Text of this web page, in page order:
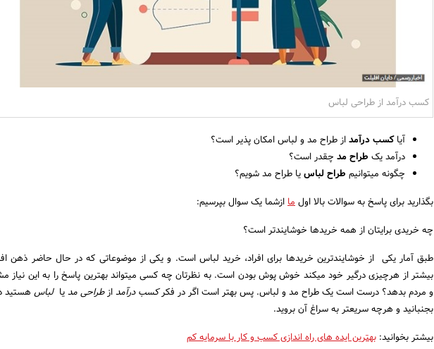
کسب درآمد از طراحی لباس
آیاکسب درآمداز طراح مد و لباس امکان پذیر است؟
درآمد یک طراح مد چقدر است؟
چگونه میتوانیم طراح لباسیا طراح مد شویم؟
بگذارید برای پاسخ به سوالات بالا اولماازشما یک سوال بپرسیم:
چه خریدی برایتان از همه خریدها خوشایندتر است؟
طبق آمار یکی از خوشایند­ترین خریدها برای افراد، خرید لباس است. و یکی از موضوعاتی که در حال حاضر ذهن
بیشتر از هرچیزی درگیر خود می­کند خوش پوش بودن است. به نظرتان چه کسی می­تواند بهترین پاسخ را به این نیاز
و مردم بدهد؟ درست است یک طراح مد و لباس. پس بهتر است اگر در فکرکسب درآمدازطراحی مدیالباس
بجنبانید و هرچه سریع­تر به سراغ آن بروید.
بیشتر بخوانید: بهترین ایده های راه اندازی کسب و کار با سرمایه کم